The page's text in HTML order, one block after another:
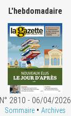
L'hebdomadaire
N° 2810 - 06/04/2026
Sommaire • Archives